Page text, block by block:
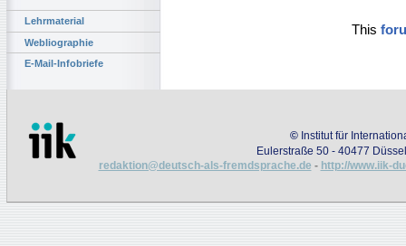
Lehrmaterial
Webliographie
E-Mail-Infobriefe
This
© Institut für
Eulerstraße 50 - 40477
redaktion@deutsch-als-fremdsprache.de - http://www.iik-